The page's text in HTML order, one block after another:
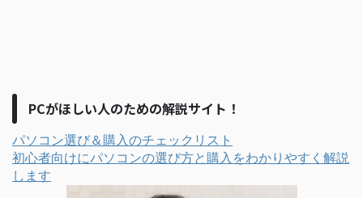
PCがほしい人のための解説サイト！
パソコン選び＆購入のチェックリスト
初心者向けにパソコンの選び方と購入をわかりやすく解説
します